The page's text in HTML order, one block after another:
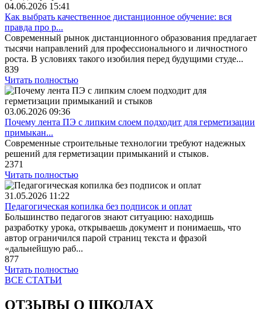
04.06.2026 15:41
Как выбрать качественное дистанционное обучение: вся
правда про р...
Современный рынок дистанционного образования предлагает
тысячи направлений для профессионального и личностного
роста. В условиях такого изобилия перед будущими студе...
839
Читать полностью
03.06.2026 09:36
Почему лента ПЭ с липким слоем подходит для герметизации
примыкан...
Современные строительные технологии требуют надежных
решений для герметизации примыканий и стыков.
2371
Читать полностью
31.05.2026 11:22
Педагогическая копилка без подписок и оплат
Большинство педагогов знают ситуацию: находишь
разработку урока, открываешь документ и понимаешь, что
автор ограничился парой страниц текста и фразой
«дальнейшую раб...
877
Читать полностью
ВСЕ СТАТЬИ
ОТЗЫВЫ О ШКОЛАХ